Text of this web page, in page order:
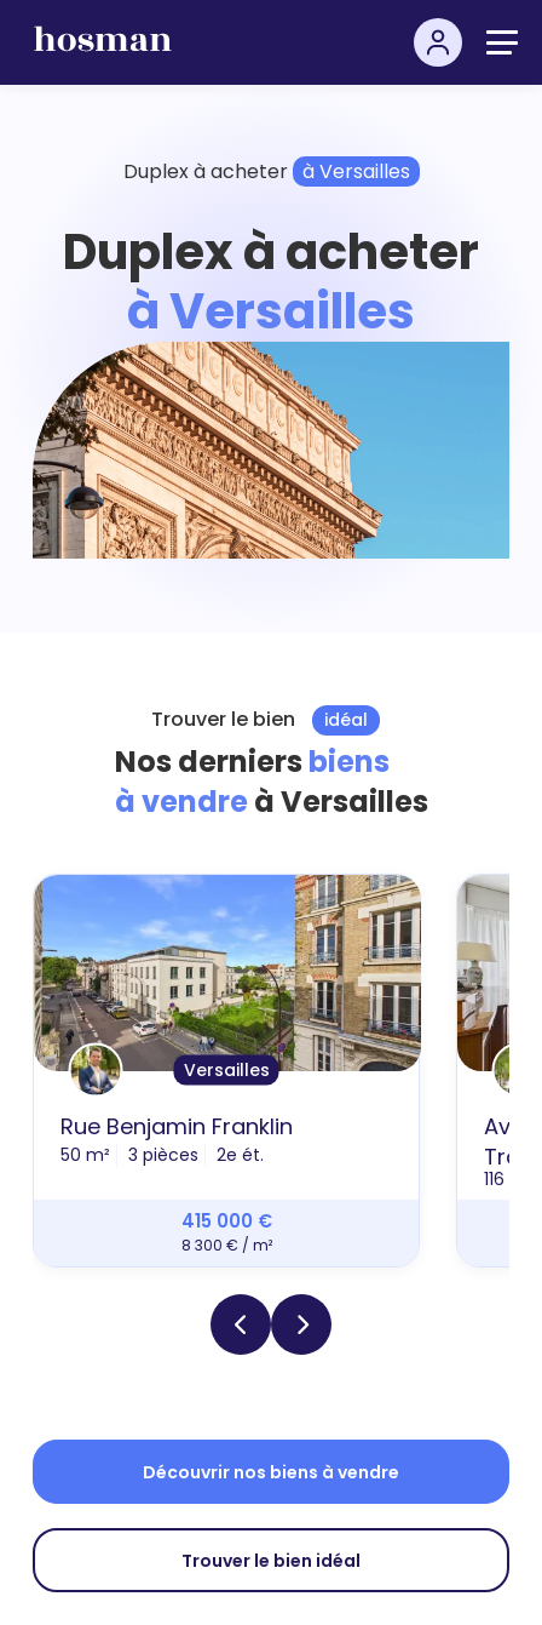
Duplex à acheter à Versailles
Duplex à acheter
à Versailles
Trouver le bien idéal
Nos derniers biens
à vendre à Versailles
Versailles
Rue Benjamin Franklin
50 m² 3 pièces 2e ét.
415 000 €
8 300 € / m²
116 m²
Découvrir nos biens à vendre
Trouver le bien idéal